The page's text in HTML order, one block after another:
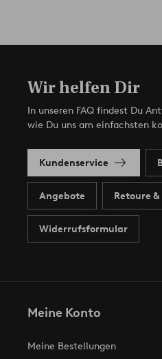
Wir helfen Dir
In unseren FAQ findest Du
wie Du uns am einfachsten
Kundenservice
Angebote Retoure
Widerrufsformular
Meine Konto
Meine Bestellungen